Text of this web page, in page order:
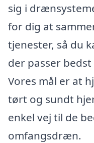
sig i
for dig at
tjenester, så du
der passer
Vores mål er at
tørt og sundt
enkel vej til de
omfangsdræn.